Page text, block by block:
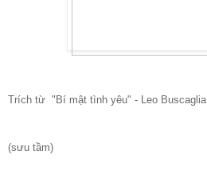
Trích từ "Bí mật tình yêu" - Leo Buscaglia
(sưu tầm)